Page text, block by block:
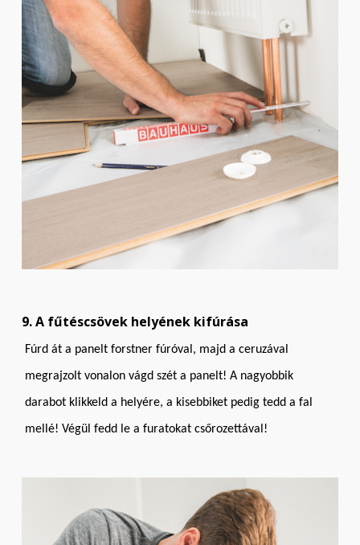
9. A fűtéscsövek helyének kifúrása
Fúrd át a panelt forstner fúróval, majd a ceruzával
megrajzolt vonalon vágd szét a panelt! A nagyobbik
darabot klikkeld a helyére, a kisebbiket pedig tedd a fal
mellé! Végül fedd le a furatokat csőrozettával!